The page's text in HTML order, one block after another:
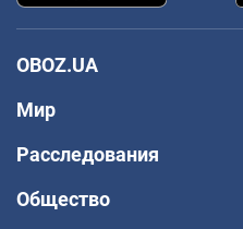
OBOZ.UA
Мир
Расследования
Общество